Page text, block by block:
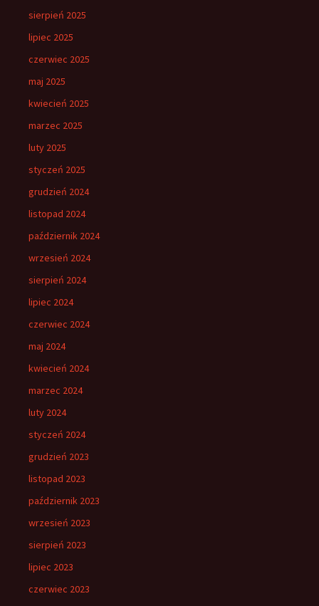
sierpień 2025
lipiec 2025
czerwiec 2025
maj 2025
kwiecień 2025
marzec 2025
luty 2025
styczeń 2025
grudzień 2024
listopad 2024
październik 2024
wrzesień 2024
sierpień 2024
lipiec 2024
czerwiec 2024
maj 2024
kwiecień 2024
marzec 2024
luty 2024
styczeń 2024
grudzień 2023
listopad 2023
październik 2023
wrzesień 2023
sierpień 2023
lipiec 2023
czerwiec 2023